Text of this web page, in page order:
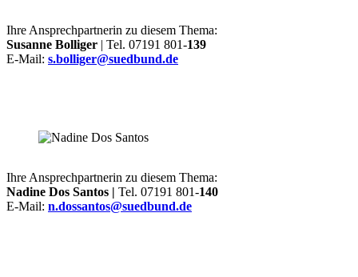
Ihre Ansprechpartnerin zu diesem Thema:
Susanne Bolliger | Tel. 07191 801-139
E-Mail: s.bolliger@suedbund.de
Ihre Ansprechpartnerin zu diesem Thema:
Nadine Dos Santos | Tel. 07191 801-140
E-Mail: n.dossantos@suedbund.de